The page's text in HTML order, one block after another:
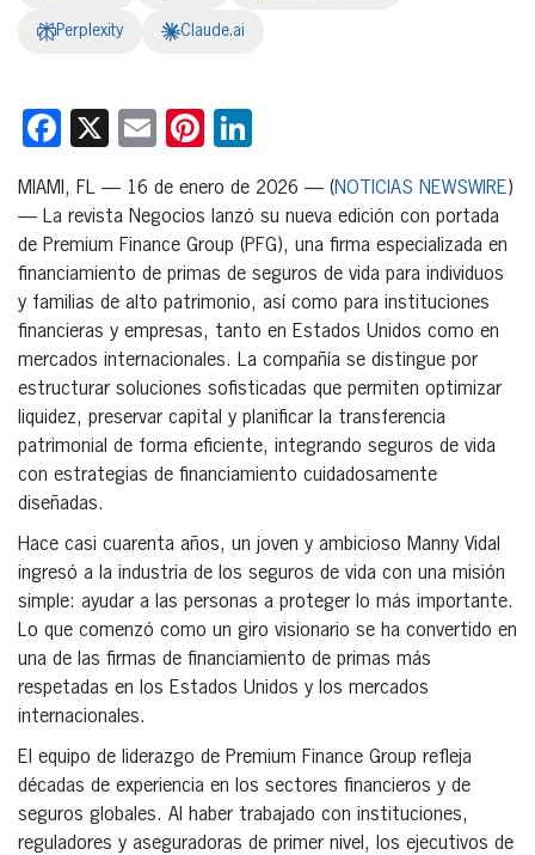
Perplexity Claude.ai
Facebook
X EmailPinterest
MIAMI, FL — 16 de enero de 2026 — (NOTICIAS NEWSWIRE)
— La revista Negocios lanzó su nueva edición con portada
de Premium Finance Group (PFG), una firma especializada en
financiamiento de primas de seguros de vida para individuos
y familias de alto patrimonio, así como para instituciones
financieras y empresas, tanto en Estados Unidos como en
mercados internacionales. La compañía se distingue por
estructurar soluciones sofisticadas que permiten optimizar
liquidez, preservar capital y planificar la transferencia
patrimonial de forma eficiente, integrando seguros de vida
con estrategias de financiamiento cuidadosamente
diseñadas.
Hace casi cuarenta años, un joven y ambicioso Manny Vidal
ingresó a la industria de los seguros de vida con una misión
simple: ayudar a las personas a proteger lo más importante.
Lo que comenzó como un giro visionario se ha convertido en
una de las firmas de financiamiento de primas más
respetadas en los Estados Unidos y los mercados
internacionales.
El equipo de liderazgo de Premium Finance Group refleja
décadas de experiencia en los sectores financieros y de
seguros globales. Al haber trabajado con instituciones,
reguladores y aseguradoras de primer nivel, los ejecutivos de